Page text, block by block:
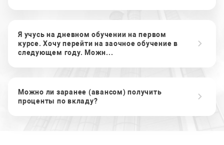
Я учусь на дневном обучении на первом
курсе. Хочу перейти на заочное обучение в
следующем году. Можн...
Можно ли заранее (авансом) получить
проценты по вкладу?